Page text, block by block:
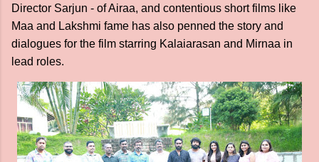
Director Sarjun - of Airaa, and contentious short films like
Maa and Lakshmi fame has also penned the story and
dialogues for the film starring Kalaiarasan and Mirnaa in
lead roles.